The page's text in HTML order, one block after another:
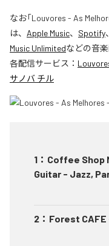
なお「Louvores - As
は、 Apple Music、 Spotify、
Music Unlimitedなどの音
各配信サービス：
サノバ チル
1 ： Coffee Shop
Guitar - Jazz,
2 ： Forest